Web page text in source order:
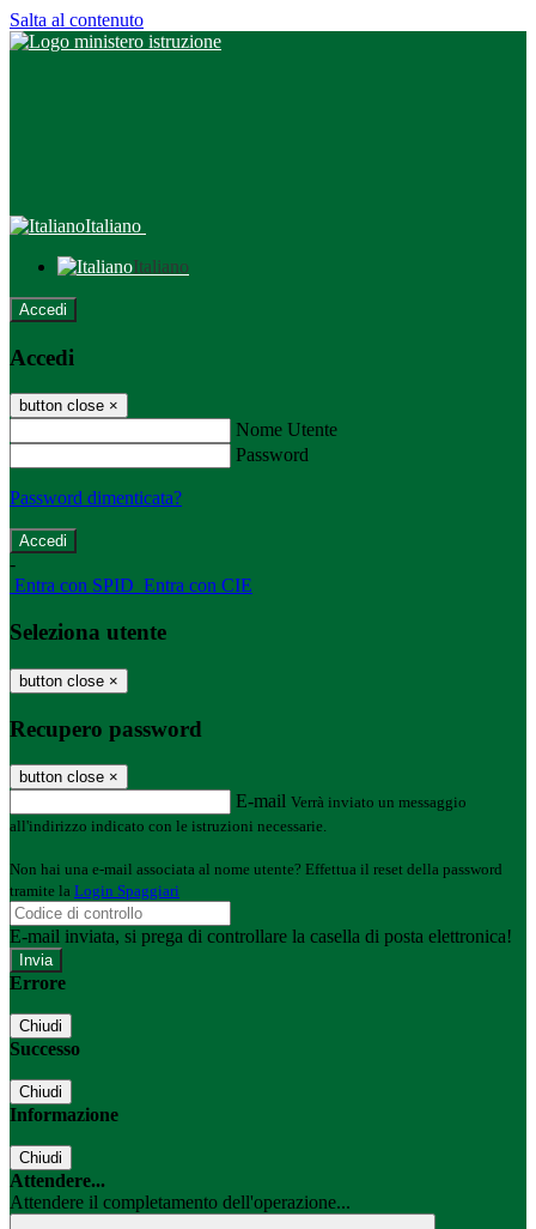
Salta al contenuto
Italiano
Italiano
Accedi
Accedi
button close ×
Nome Utente
Password
Password dimenticata?
-
Entra con SPID Entra con CIE
Seleziona utente
button close ×
Recupero password
button close ×
E-mail Verrà inviato un messaggio
all'indirizzo indicato con le istruzioni necessarie.
Non hai una e-mail associata al nome utente? Effettua il reset della password
tramite la Login Spaggiari
E-mail inviata, si prega di controllare la casella di posta elettronica!
Errore
Chiudi
Successo
Chiudi
Informazione
Chiudi
Attendere...
Attendere il completamento dell'operazione...